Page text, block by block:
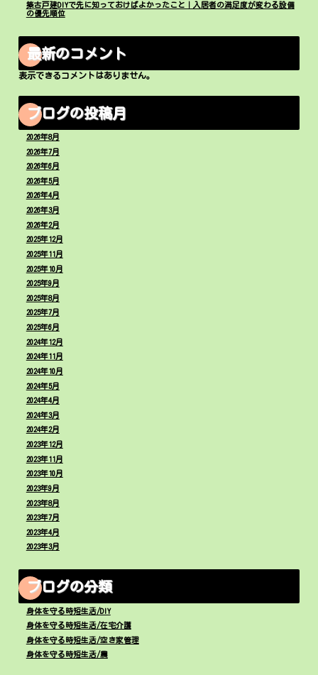
築古戸建DIYで先に知っておけばよかったこと｜入居者の満足度が変わる設備
の優先順位
最新のコメント
表示できるコメントはありません。
ブログの投稿月
2026年8月
2026年7月
2026年6月
2026年5月
2026年4月
2026年3月
2026年2月
2025年12月
2025年11月
2025年10月
2025年9月
2025年8月
2025年7月
2025年6月
2024年12月
2024年11月
2024年10月
2024年5月
2024年4月
2024年3月
2024年2月
2023年12月
2023年11月
2023年10月
2023年9月
2023年8月
2023年7月
2023年4月
2023年3月
ブログの分類
身体を守る時短生活/DIY
身体を守る時短生活/在宅介護
身体を守る時短生活/空き家管理
身体を守る時短生活/農